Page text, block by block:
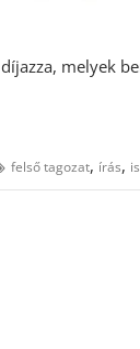
melyek
felső tagozat, írás,